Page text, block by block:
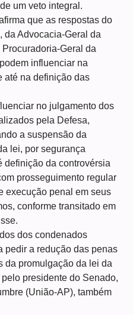
um veto integral.
que as respostas do
da Advocacia-Geral da
Geral da
influenciar na
até na definição das
no julgamento dos
pela Defesa,
a suspensão da
lei, por segurança
definição da controvérsia
prosseguimento regular
execução penal em seus
conforme transitado em
dos condenados
pedir a redução das penas
da promulgação da lei da
presidente do Senado,
(União-AP), também